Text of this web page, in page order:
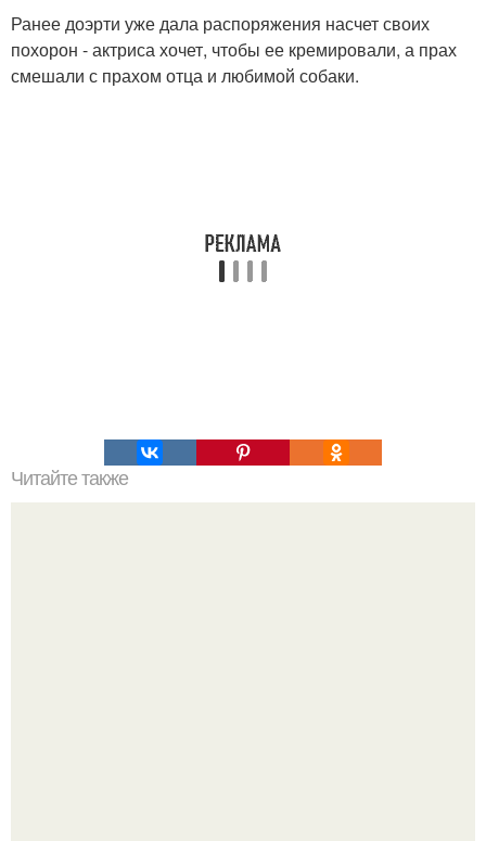
Ранее доэрти уже дала распоряжения насчет своих
похорон - актриса хочет, чтобы ее кремировали, а прах
смешали с прахом отца и любимой собаки.
Читайте также